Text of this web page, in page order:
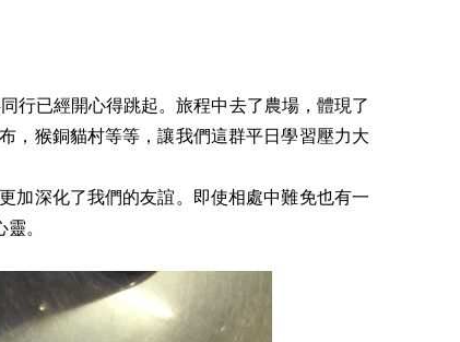
行已經開心得跳起。旅程中去了農場，體現了
，猴銅貓村等等，讓我們這群平日學習壓力大
加深化了我們的友誼。即使相處中難免也有一
。